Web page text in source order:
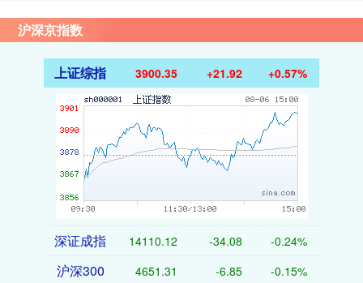
沪深京指数
上证综指 3900.35 +21.92 +0.57%
深证成指 14110.12 -34.08 -0.24%
沪深300 4651.31 -6.85 -0.15%